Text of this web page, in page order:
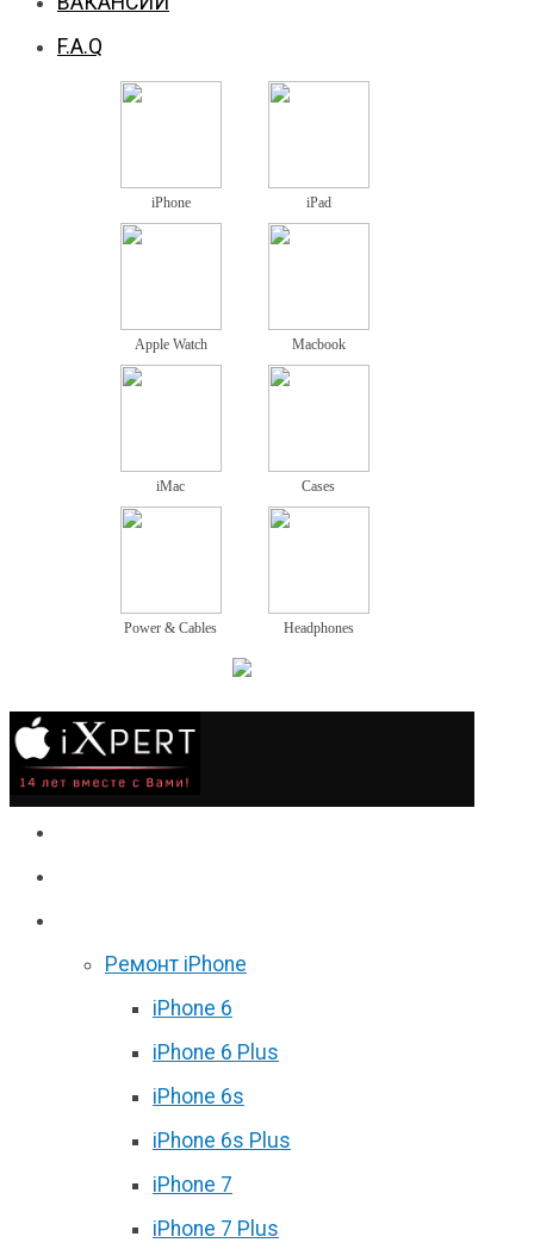
F.A.Q
iPhone iPad
Apple Watch Macbook
iMac Cases
Power & Cables Headphones
Ремонт iPhone
iPhone 6
iPhone 6 Plus
iPhone 6s
iPhone 6s Plus
iPhone 7
iPhone 7 Plus